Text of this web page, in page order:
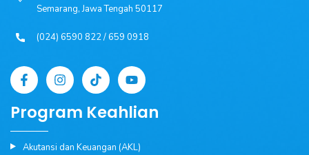
Semarang, Jawa Tengah 50117
(024) 6590 822 / 659 0918
Program Keahlian
Akutansi dan Keuangan (AKL)